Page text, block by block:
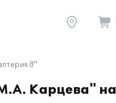
8"
Карцева" на